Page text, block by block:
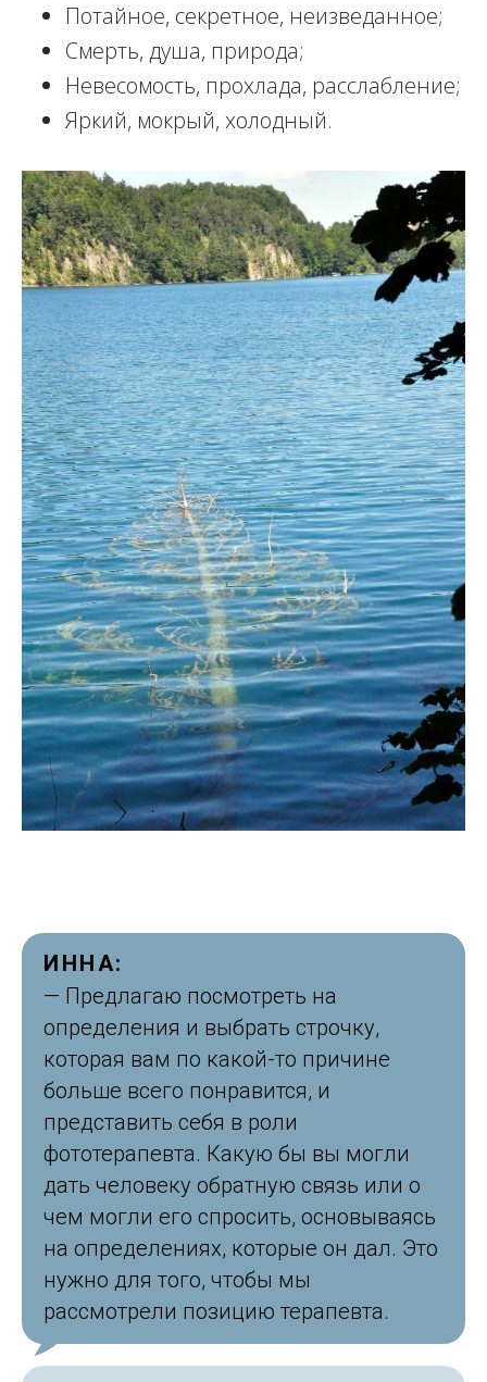
Потайное, секретное, неизведанное;
Смерть, душа, природа;
Невесомость, прохлада, расслабление;
Яркий, мокрый, холодный.
ИННА:
— Предлагаю посмотреть на
определения и выбрать строчку,
которая вам по какой-то причине
больше всего понравится, и
представить себя в роли
фототерапевта. Какую бы вы могли
дать человеку обратную связь или о
чем могли его спросить, основываясь
на определениях, которые он дал. Это
нужно для того, чтобы мы
рассмотрели позицию терапевта.